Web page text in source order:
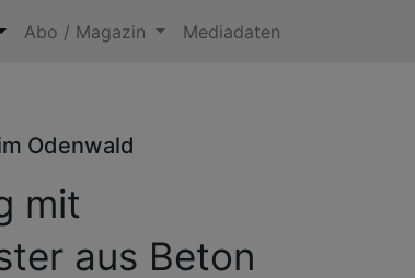
Abo / Magazin Mediadaten
Odenwald
mit
aus Beton